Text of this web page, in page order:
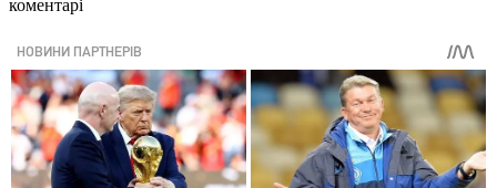
коментарі